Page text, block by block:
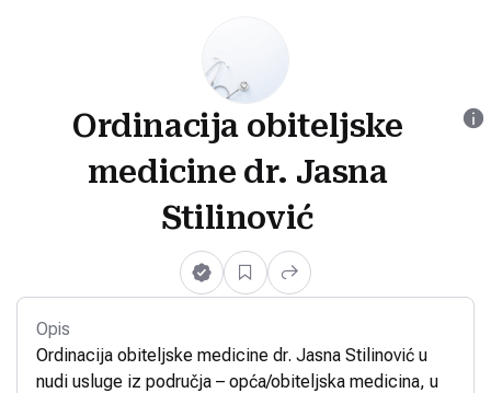
Ordinacija obiteljske
medicine dr. Jasna
Stilinović
Opis
Ordinacija obiteljske medicine dr. Jasna Stilinović u
nudi usluge iz područja – opća/obiteljska medicina, u